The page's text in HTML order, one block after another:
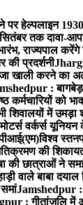
हेल्पलाइन
तक दावा-
राज्यपाल करेंगे
की प्रदर्शनी
खाली करने का
:
को
शिवालयों में
वर्कर्स
विश्व
की
की छात्राओं ने
वाले बाबा दयाल
Jamshedpur :
: गीतांजलि में